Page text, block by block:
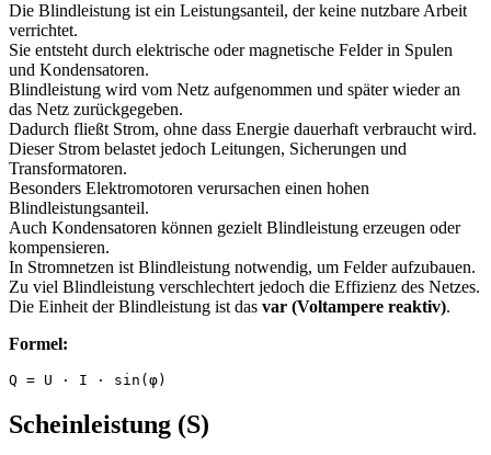
Die Blindleistung ist ein Leistungsanteil, der keine nutzbare Arbeit
verrichtet.
Sie entsteht durch elektrische oder magnetische Felder in Spulen
und Kondensatoren.
Blindleistung wird vom Netz aufgenommen und später wieder an
das Netz zurückgegeben.
Dadurch fließt Strom, ohne dass Energie dauerhaft verbraucht wird.
Dieser Strom belastet jedoch Leitungen, Sicherungen und
Transformatoren.
Besonders Elektromotoren verursachen einen hohen
Blindleistungsanteil.
Auch Kondensatoren können gezielt Blindleistung erzeugen oder
kompensieren.
In Stromnetzen ist Blindleistung notwendig, um Felder aufzubauen.
Zu viel Blindleistung verschlechtert jedoch die Effizienz des Netzes.
Die Einheit der Blindleistung ist das var (Voltampere reaktiv).
Formel:
Q = U · I · sin(φ)
Scheinleistung (S)